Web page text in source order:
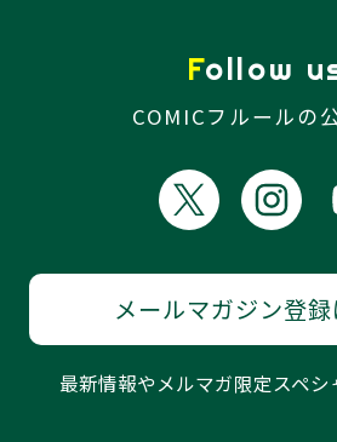
Follow
COMICフルールの
メールマガジン登
最新情報やメルマガ限定スペシ